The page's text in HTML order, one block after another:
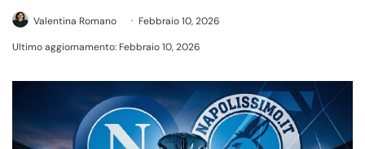
Valentina Romano
Febbraio 10, 2026
Ultimo aggiornamento: Febbraio 10, 2026